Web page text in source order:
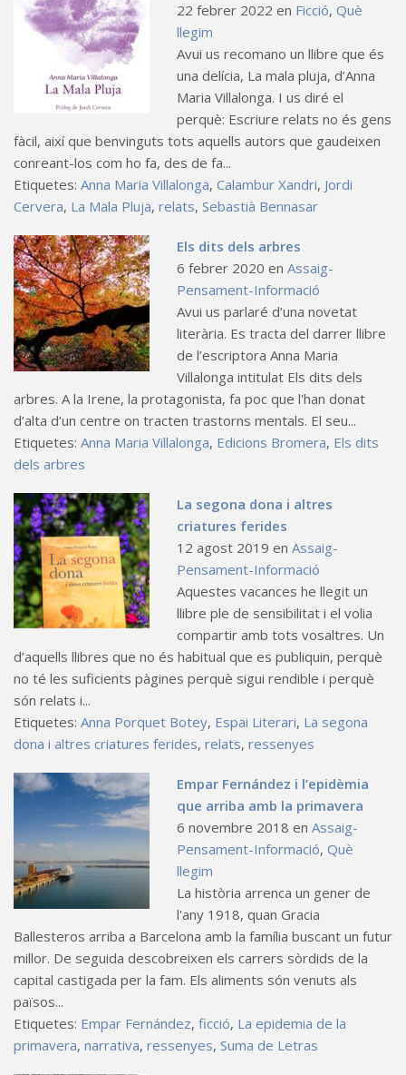
22 febrer 2022 en Ficció, Què
llegim
Avui us recomano un llibre que és
una delícia, La mala pluja, d’Anna
Maria Villalonga. I us diré el
perquè: Escriure relats no és gens
fàcil, així que benvinguts tots aquells autors que gaudeixen
conreant-los com ho fa, des de fa...
Etiquetes: Anna Maria Villalonga, Calambur Xandri, Jordi
Cervera, La Mala Pluja, relats, Sebastià Bennasar
Els dits dels arbres
6 febrer 2020 en Assaig-
Pensament-Informació
Avui us parlaré d’una novetat
literària. Es tracta del darrer llibre
de l’escriptora Anna Maria
Villalonga intitulat Els dits dels
arbres. A la Irene, la protagonista, fa poc que l'han donat
d’alta d’un centre on tracten trastorns mentals. El seu...
Etiquetes: Anna Maria Villalonga, Edicions Bromera, Els dits
dels arbres
La segona dona i altres
criatures ferides
12 agost 2019 en Assaig-
Pensament-Informació
Aquestes vacances he llegit un
llibre ple de sensibilitat i el volia
compartir amb tots vosaltres. Un
d’aquells llibres que no és habitual que es publiquin, perquè
no té les suficients pàgines perquè sigui rendible i perquè
són relats i...
Etiquetes: Anna Porquet Botey, Espai Literari, La segona
dona i altres criatures ferides, relats, ressenyes
Empar Fernández i l’epidèmia
que arriba amb la primavera
6 novembre 2018 en Assaig-
Pensament-Informació, Què
llegim
La història arrenca un gener de
l'any 1918, quan Gracia
Ballesteros arriba a Barcelona amb la família buscant un futur
millor. De seguida descobreixen els carrers sòrdids de la
capital castigada per la fam. Els aliments són venuts als
països...
Etiquetes: Empar Fernández, ficció, La epidemia de la
primavera, narrativa, ressenyes, Suma de Letras